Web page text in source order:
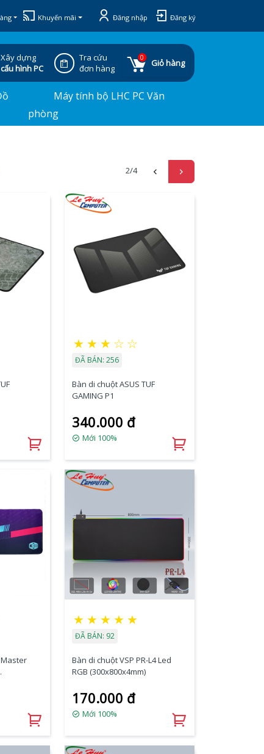
Khuyến mãi Đăng nhập Đăng ký
Xây dựng
cấu hình PC
Tra cứu
đơn hàng
0
Giỏ hàng
Máy tính bộ LHC PC Văn
phòng
2/4
★ ★ ★ ☆ ☆
ĐÃ BÁN: 256
Bàn di chuột ASUS TUF
GAMING P1
340.000 đ
Mới 100%
★ ★ ★ ★ ★
ĐÃ BÁN: 92
Bàn di chuột VSP PR-L4 Led
RGB (300x800x4mm)
170.000 đ
Mới 100%